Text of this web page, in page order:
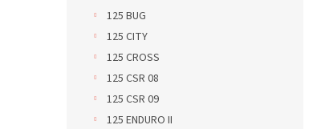
125 BUG
125 CITY
125 CROSS
125 CSR 08
125 CSR 09
125 ENDURO II